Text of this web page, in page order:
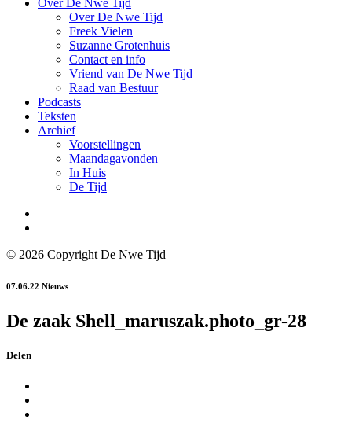
Over De Nwe Tijd
Over De Nwe Tijd
Freek Vielen
Suzanne Grotenhuis
Contact en info
Vriend van De Nwe Tijd
Raad van Bestuur
Podcasts
Teksten
Archief
Voorstellingen
Maandagavonden
In Huis
De Tijd
© 2026 Copyright De Nwe Tijd
07.06.22 Nieuws
De zaak Shell_maruszak.photo_gr-28
Delen